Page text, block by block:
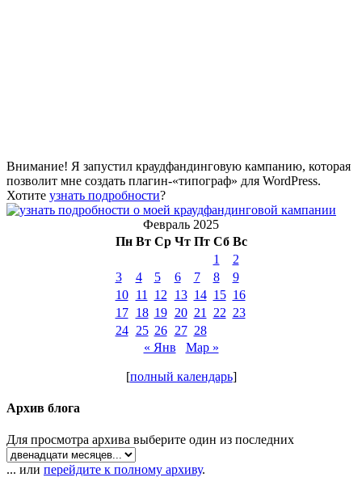
Внимание! Я запустил краудфандинговую кампанию, которая
позволит мне создать плагин-«типограф» для WordPress.
Хотите узнать подробности?
Февраль 2025
Пн Вт Ср Чт Пт Сб Вс
1
2
3
4 5 6 7 8
9
10
11 12 13 14 15 16
17
18 19 20 21 22 23
24
25 26 27 28
« Янв
Мар »
[полный календарь]
Архив блога
Для просмотра архива выберите один из последних
... или перейдите к полному архиву.